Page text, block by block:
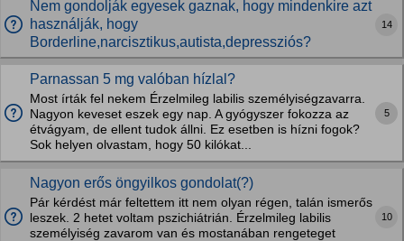
Nem gondolják egyesek gaznak, hogy mindenkire azt
használják, hogy
Borderline,narcisztikus,autista,depressziós?
14
Parnassan 5 mg valóban hízlal?
Most írták fel nekem Érzelmileg labilis személyiségzavarra.
Nagyon keveset eszek egy nap. A gyógyszer fokozza az
étvágyam, de ellent tudok állni. Ez esetben is hízni fogok?
Sok helyen olvastam, hogy 50 kilókat...
5
Nagyon erős öngyilkos gondolat(?)
Pár kérdést már feltettem itt nem olyan régen, talán ismerős
leszek. 2 hetet voltam pszichiátrián. Érzelmileg labilis
személyiség zavarom van és mostanában rengeteget
10